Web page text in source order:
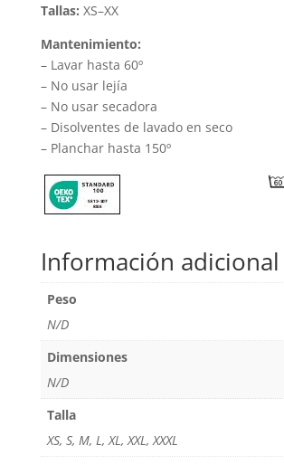
Tallas: XS–XX
Mantenimiento:
– Lavar hasta 60º
– No usar lejía
– No usar secadora
– Disolventes de lavado en seco
– Planchar hasta 150º
Información adicional
Peso
N/D
Dimensiones
N/D
Talla
XS, S, M, L, XL, XXL, XXXL